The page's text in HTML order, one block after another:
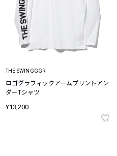
THE SWINGGGR
ロゴグラフィックアームプリントアン
ダーTシャツ
¥13,200